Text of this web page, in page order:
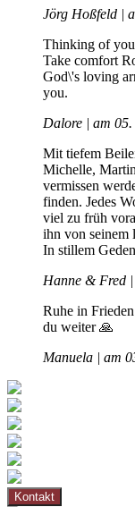
Jörg Hoßfeld |
Thinking of
Take comfort
God\'s loving
you.
Dalore | am
Mit tiefem
Michelle,
vermissen
finden. Jedes
viel zu früh
ihn von seinem
In stillem
Hanne & Fred
Ruhe in
du weiter 🙏
Manuela | am
Kontakt